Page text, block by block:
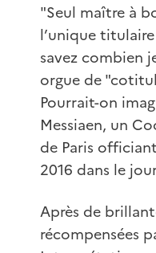
"Seul maître à
l’unique
savez combien
orgue de
Pourrait-on
Messiaen, un
de Paris
2016 dans le
Après de
récompensées